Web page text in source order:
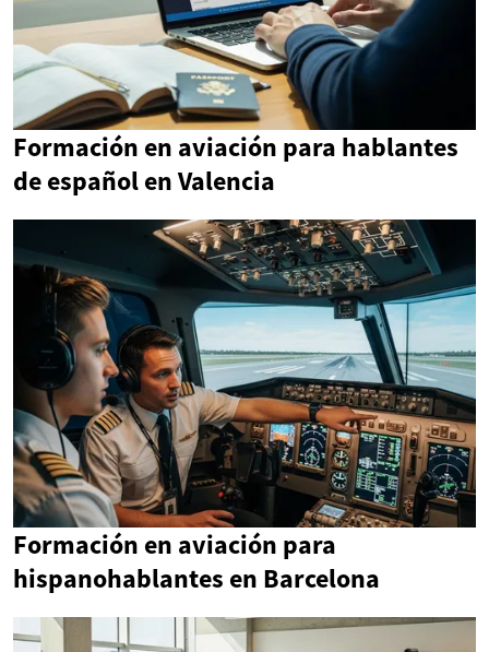
Formación en aviación para hablantes
de español en Valencia
Formación en aviación para
hispanohablantes en Barcelona